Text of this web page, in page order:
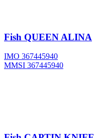
Fish QUEEN ALINA
IMO 367445940
MMSI 367445940